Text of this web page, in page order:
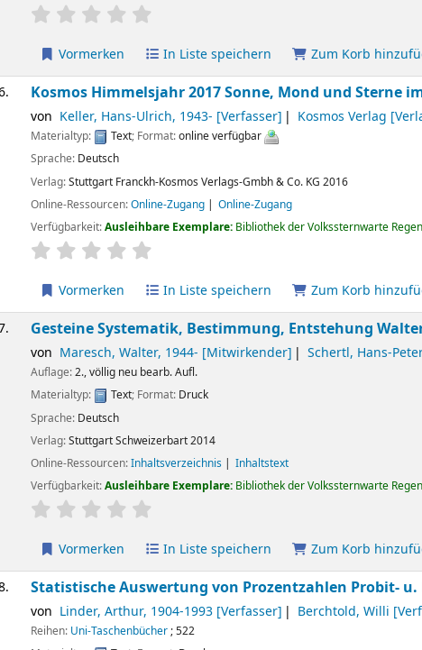
Sternchenbewertung
Vormerken In Liste speichern Zum Korb
Kosmos Himmelsjahr 2017 Sonne, Mond und Sterne
von Keller, Hans-Ulrich, 1943- [Verfasser] Kosmos Verlag
Materialtyp: Text; Format:online verfügbar
Sprache: Deutsch
Verlag:Stuttgart Franckh-Kosmos Verlags-Gmbh & Co. KG 2016
Online-Ressourcen:Online-Zugang
Online-Zugang
Verfügbarkeit:Ausleihbare Exemplare: Bibliothek der Volkssternwarte
Sternchenbewertung
Vormerken In Liste speichern Zum Korb
Gesteine Systematik, Bestimmung, Entstehung
von Maresch, Walter, 1944- [Mitwirkender] Schertl, Hans-
Auflage:2., völlig neu bearb. Aufl.
Materialtyp:
Text; Format: Druck
Sprache: Deutsch
Verlag:StuttgartSchweizerbart2014
Online-Ressourcen:Inhaltsverzeichnis
Inhaltstext
Verfügbarkeit:Ausleihbare Exemplare: Bibliothek der Volkssternwarte
Sternchenbewertung
Vormerken In Liste speichern Zum Korb
Statistische Auswertung von Prozentzahlen Probit-
von Linder, Arthur, 1904-1993[Verfasser] Berchtold, Willi
Reihen: Uni-Taschenbücher; 522